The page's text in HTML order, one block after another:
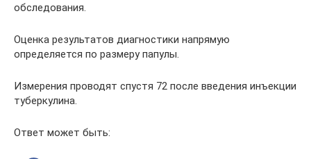
обследования.
Оценка результатов диагностики напрямую
определяется по размеру папулы.
Измерения проводят спустя 72 после введения инъекции
туберкулина.
Ответ может быть: